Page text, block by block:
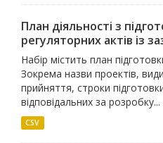
План діяльності з
регуляторних актів із
Набір містить план
Зокрема назви проектів,
прийняття, строки
відповідальних за розробку...
CSV